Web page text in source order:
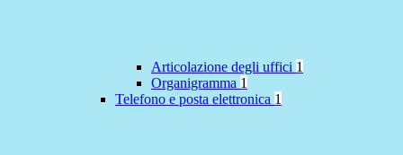
Articolazione degli uffici 1
Organigramma 1
Telefono e posta elettronica 1